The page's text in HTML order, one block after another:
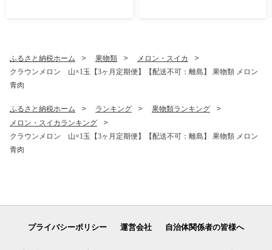
ふるさと納税ホーム 果物類
メロン・スイカ
クラウンメロン 山×1玉【3ヶ月定期便】【配送不可：離島】 果物類 メロン
青肉
ふるさと納税ホーム ランキング
果物類ランキング
メロン・スイカランキング
クラウンメロン 山×1玉【3ヶ月定期便】【配送不可：離島】 果物類 メロン
青肉
プライバシーポリシー 運営会社 自治体関係者の皆様へ